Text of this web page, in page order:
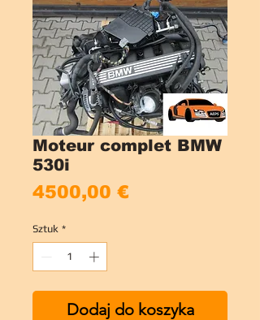
Moteur complet BMW
530i
4500,00 €
Sztuk *
Dodaj do koszyka